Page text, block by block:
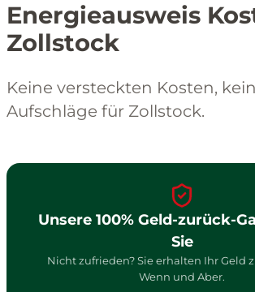
Energieausweis
Zollstock
Keine versteckten Kosten,
Aufschläge für Zollstock.
Unsere 100% Geld-zurück-
Sie
Nicht zufrieden? Sie erhalten Ihr Geld
Wenn und Aber.